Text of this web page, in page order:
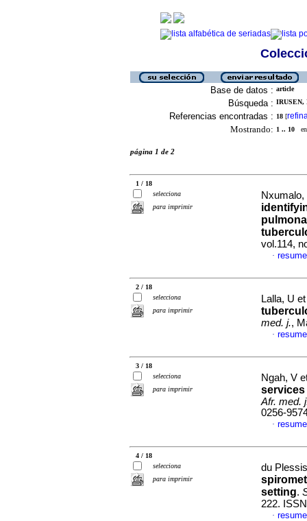
Base de datos : article
Búsqueda : IRUSEN,
Referencias encontradas : 18 [
Mostrando: 1 .. 10 en
página 1 de 2
1 / 18
selecciona
para imprimir
vol.114,
·
2 / 18
selecciona
para imprimir
Lalla, U
med. j.,
·
3 / 18
selecciona
para imprimir
Ngah, V
services
Afr. med.
0256-
·
4 / 18
selecciona
para imprimir
du
setting.
222.
·